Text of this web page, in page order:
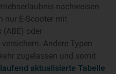
nachweisen
nur E-Scooter mit
(ABE) oder
Andere Typen
zugelassen und somit
aktualisierte Tabelle